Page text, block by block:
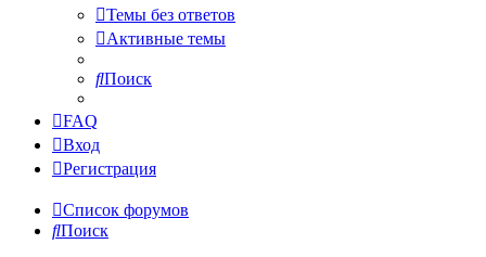
Темы без ответов
Активные темы
Поиск
FAQ
Вход
Регистрация
Список форумов
Поиск